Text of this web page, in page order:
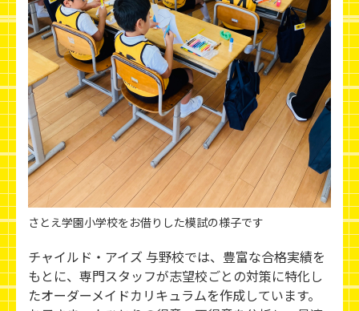
さとえ学園小学校をお借りした模試の様子です
チャイルド・アイズ 与野校では、豊富な合格実績を
もとに、専門スタッフが志望校ごとの対策に特化し
たオーダーメイドカリキュラムを作成しています。